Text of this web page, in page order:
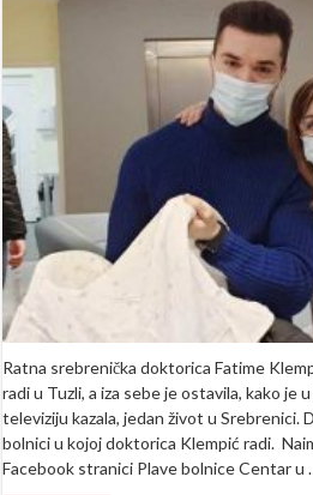
Klempić
porodila
1993.
ratnoj
Srebrenici
Ratna srebrenička doktorica Fatime
radi u Tuzli, a iza sebe je ostavila, kako je
televiziju kazala, jedan život u Srebrenici.
bolnici u kojoj doktorica Klempić radi.
Facebook stranici Plave bolnice Centar u